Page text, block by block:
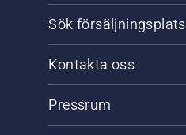
Sök försäljningsplats
Kontakta oss
Pressrum